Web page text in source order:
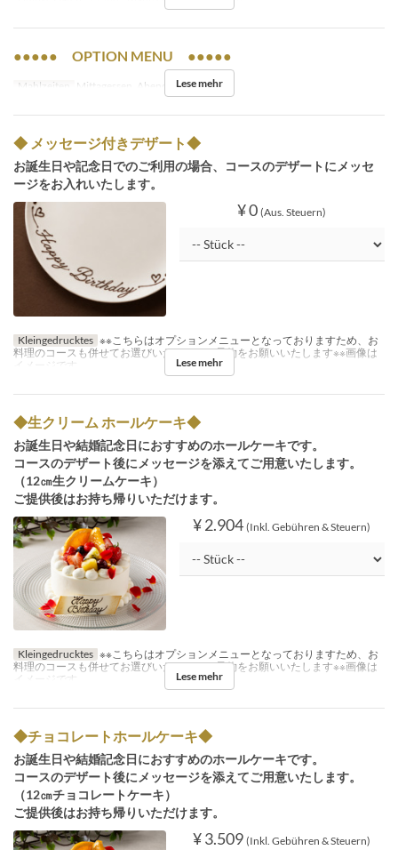
●●●●● OPTION MENU ●●●●●
Mahlzeiten Mittagessen, AbendessenLese mehr
◆ メッセージ付きデザート◆
お誕生日や記念日でのご利用の場合、コースのデザートにメッセ
ージをお入れいたします。
¥ 0 (Aus. Steuern)
Kleingedrucktes ※※こちらはオプションメニューとなっておりますため、お
料理のコースも併せてお選びいただき、ご予約をお願いいたします※※画像は
イメージです
Lese mehr
◆生クリーム ホールケーキ◆
お誕生日や結婚記念日におすすめのホールケーキです。
コースのデザート後にメッセージを添えてご用意いたします。
（12㎝生クリームケーキ）
ご提供後はお持ち帰りいただけます。
¥ 2.904 (Inkl. Gebühren & Steuern)
Kleingedrucktes ※※こちらはオプションメニューとなっておりますため、お
料理のコースも併せてお選びいただき、ご予約をお願いいたします※※画像は
イメージです
Lese mehr
◆チョコレートホールケーキ◆
お誕生日や結婚記念日におすすめのホールケーキです。
コースのデザート後にメッセージを添えてご用意いたします。
（12㎝チョコレートケーキ）
ご提供後はお持ち帰りいただけます。
¥ 3.509 (Inkl. Gebühren & Steuern)